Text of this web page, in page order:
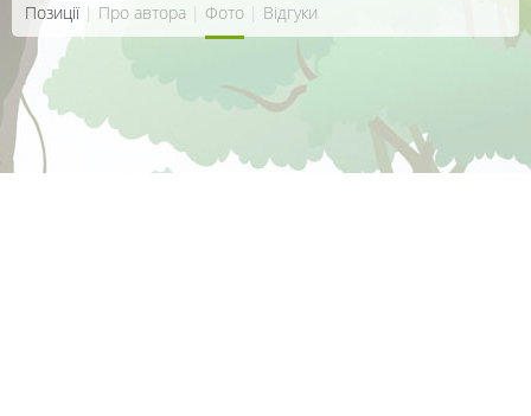
Позиції| Про автора | Фото | Відгуки